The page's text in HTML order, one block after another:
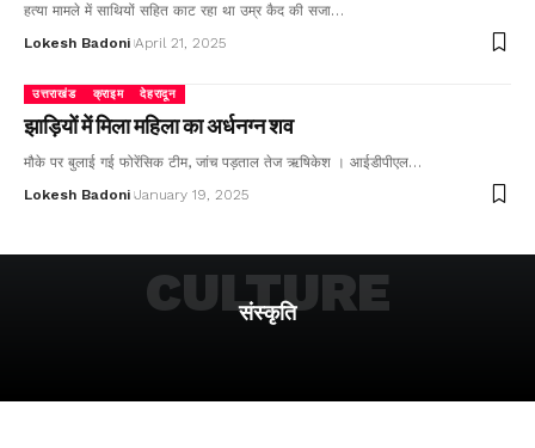
हत्या मामले में साथियों सहित काट रहा था उम्र कैद की सजा…
Lokesh Badoni April 21, 2025
उत्तराखंड क्राइम देहरादून
झाड़ियों में मिला महिला का अर्धनग्न शव
मौके पर बुलाई गई फोरेंसिक टीम, जांच पड़ताल तेज ऋषिकेश । आईडीपीएल…
Lokesh Badoni January 19, 2025
संस्कृति
CULTURE